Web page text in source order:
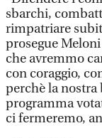
sbarchi,
rimpatriare
prosegue
che avremmo
con coraggio,
perchè la nostra
programma
ci fermeremo,